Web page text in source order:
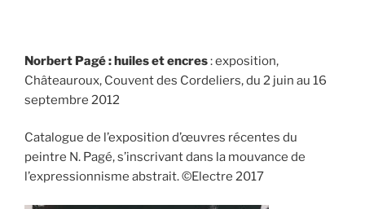
Norbert Pagé : huiles et encres: exposition,
Châteauroux, Couvent des Cordeliers, du 2 juin au 16
septembre 2012
Catalogue de l’exposition d’œuvres récentes du
peintre N. Pagé, s’inscrivant dans la mouvance de
l’expressionnisme abstrait. ©Electre 2017